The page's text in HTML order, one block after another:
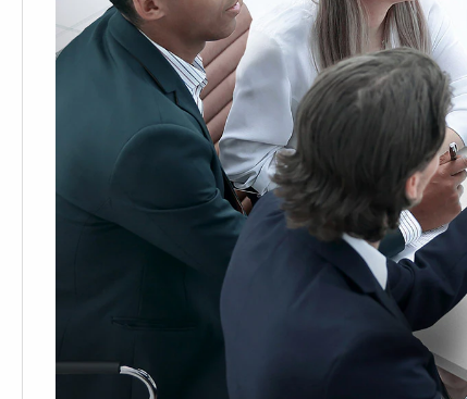
Chi tiết sống động từ mọi góc nhìn
Tấm nền IPS
Chọn góc nhìn thoải mái mà chẳng phải “hy sinh”
sắc, tấm nền IPS giúp giảm thiểu hiện tượng tán xạ,